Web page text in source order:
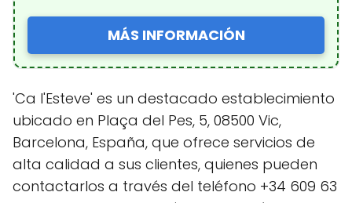
MÁS INFORMACIÓN
'Ca l'Esteve' es un destacado establecimiento
ubicado en Plaça del Pes, 5, 08500 Vic,
Barcelona, España, que ofrece servicios de
alta calidad a sus clientes, quienes pueden
contactarlos a través del teléfono +34 609 63